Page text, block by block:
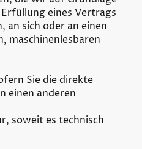
eines Vertrags
sich oder an einen
maschinenlesbaren
Sie die direkte
einen anderen
soweit es technisch